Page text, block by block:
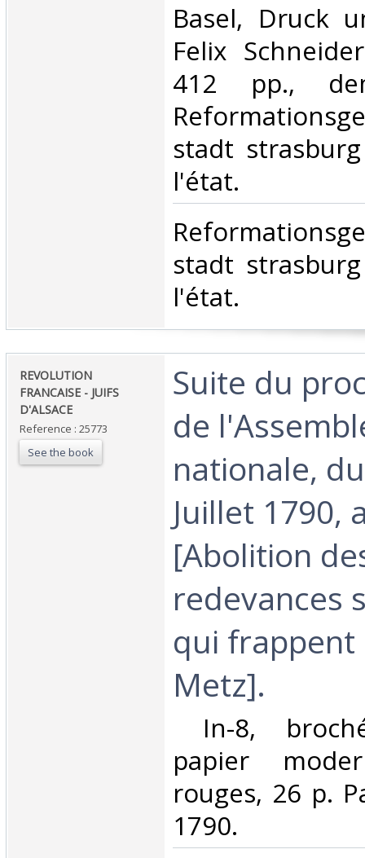
‎Basel, Druck
Felix
412 pp.,
stadt
l'état.‎
stadt
l'état.‎
‎REVOLUTION
FRANCAISE - JUIFS
D'ALSACE‎
Reference : 25773
See the book
‎Suite du
de
nationale,
Juillet 1790,
[Abolition
redevances
qui frappent
Metz].‎
In-8,
papier
rouges, 26 p.
1790.‎